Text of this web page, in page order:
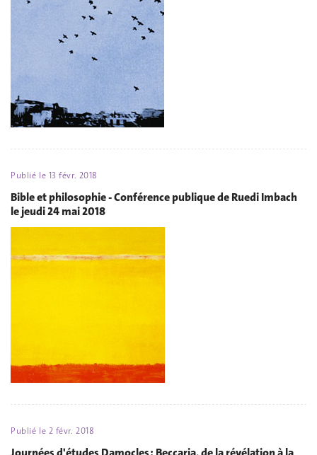
Publié le 13 févr. 2018
Bible et philosophie - Conférence publique de Ruedi Imbach
le jeudi 24 mai 2018
Publié le 2 févr. 2018